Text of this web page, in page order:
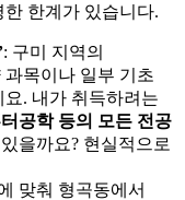
한계가 있습니다.
: 구미 지역의
목이나 일부 기초
. 내가 취득하려는
공학 등의 모든 전공
을까요? 현실적으로
맞춰 형곡동에서